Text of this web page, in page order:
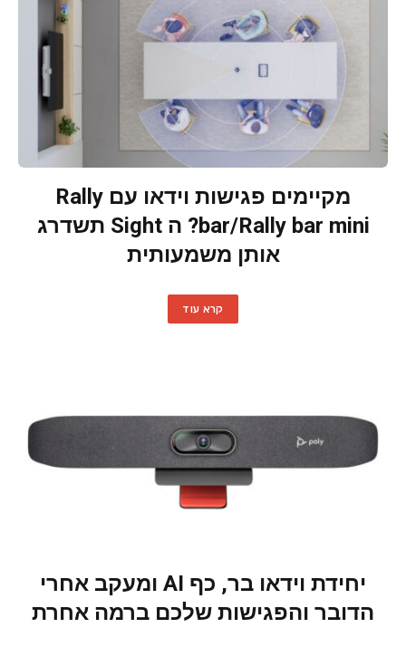
מקיימים פגישות וידאו עם Rally
bar/Rally bar mini? ה Sight תשדרג
אותן משמעותית
קרא עוד
יחידת וידאו בר, כף AI ומעקב אחרי
הדובר והפגישות שלכם ברמה אחרת